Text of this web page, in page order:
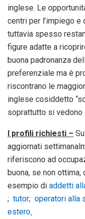
inglese. Le
centri per l’impiego
tuttavia spesso
figure adatte a
buona padronanza
preferenziale ma è
riscontrano le
inglese cosiddetto
soprattutto si
I profili richiesti –
aggiornati
riferiscono ad
buona, se non ottima,
esempio di addetti
; tutor; operatori alla
estero.